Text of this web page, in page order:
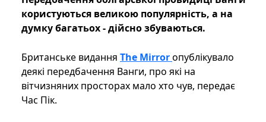
користуються великою популярність, а на
думку багатьох - дійсно збуваються.
Британське видання The Mirrorопублікувало
деякі передбачення Ванги, про які на
вітчизняних просторах мало хто чув, передає
Час Пік.